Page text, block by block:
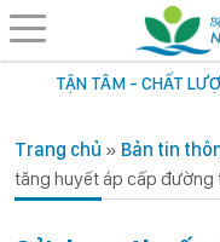
TẬN TÂM - CHẤT
Trang chủ » Bản tin
tăng huyết áp cấp